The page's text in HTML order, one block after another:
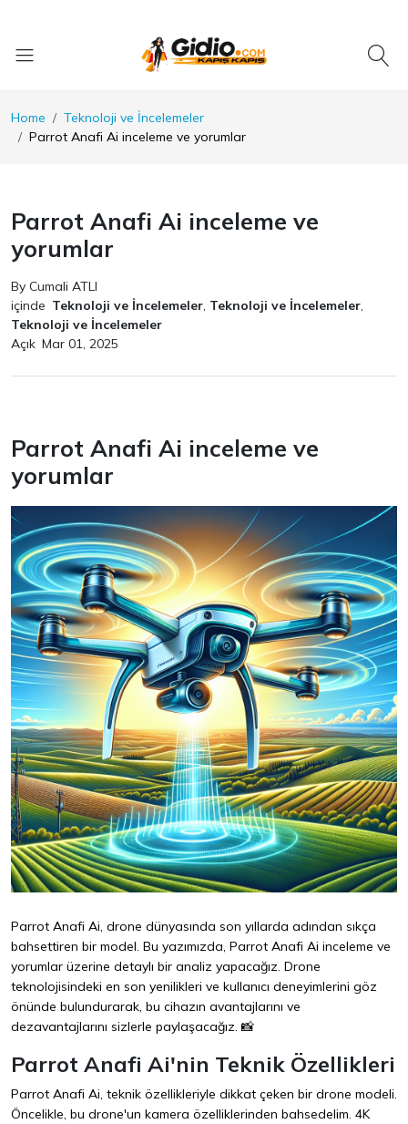
Home
Teknoloji ve İncelemeler
Parrot Anafi Ai inceleme ve yorumlar
Parrot Anafi Ai inceleme ve
yorumlar
By Cumali ATLI
içinde Teknoloji ve İncelemeler, Teknoloji ve İncelemeler,
Teknoloji ve İncelemeler
Açık Mar 01, 2025
Parrot Anafi Ai inceleme ve
yorumlar
Parrot Anafi Ai, drone dünyasında son yıllarda adından sıkça
bahsettiren bir model. Bu yazımızda, Parrot Anafi Ai inceleme ve
yorumlar üzerine detaylı bir analiz yapacağız. Drone
teknolojisindeki en son yenilikleri ve kullanıcı deneyimlerini göz
önünde bulundurarak, bu cihazın avantajlarını ve
dezavantajlarını sizlerle paylaşacağız. 📸
Parrot Anafi Ai'nin Teknik Özellikleri
Parrot Anafi Ai, teknik özellikleriyle dikkat çeken bir drone modeli.
Öncelikle, bu drone'un kamera özelliklerinden bahsedelim. 4K